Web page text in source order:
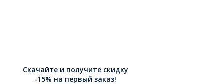
Скачайте и получите скидку
-15% на первый заказ!